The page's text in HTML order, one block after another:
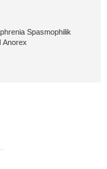
Spasmophilik
Anorex